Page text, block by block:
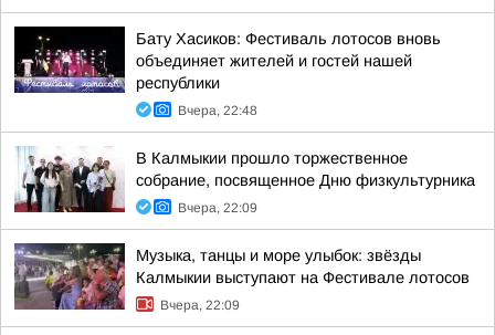
Бату Хасиков: Фестиваль лотосов вновь
объединяет жителей и гостей нашей
республики
Вчера, 22:48
В Калмыкии прошло торжественное
собрание, посвященное Дню физкультурника
Вчера, 22:09
Музыка, танцы и море улыбок: звёзды
Калмыкии выступают на Фестивале лотосов
Вчера, 22:09